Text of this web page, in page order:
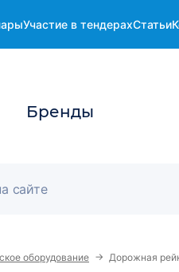
Участие в тендерахСтатьи
Бренды
оборудование → Дорожная